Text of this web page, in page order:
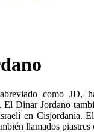
como JD,
El Dinar Jordano
en Cisjordania.
llamados piastres